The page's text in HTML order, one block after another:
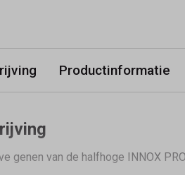
Productinformatie
genen van de halfhoge INNOX